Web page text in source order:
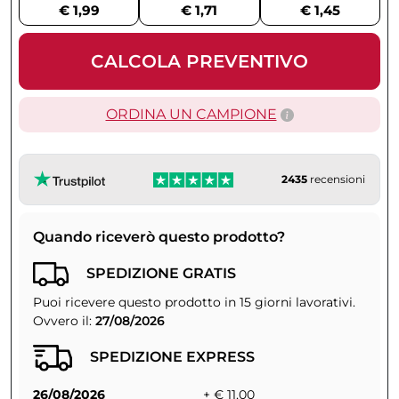
€ 1,99
€ 1,71
€ 1,45
CALCOLA PREVENTIVO
ORDINA UN CAMPIONE
2435 recensioni
Quando riceverò questo prodotto?
SPEDIZIONE GRATIS
Puoi ricevere questo prodotto in 15 giorni lavorativi.
Ovvero il: 27/08/2026
SPEDIZIONE EXPRESS
26/08/2026
+ € 11,00